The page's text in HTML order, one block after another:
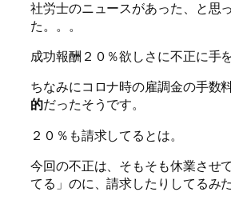
社労士のニュースがあった、と思
た。。。
成功報酬２０％欲しさに不正に手
ちなみにコロナ時の雇調金の手数
的だったそうです。
２０％も請求してるとは。
今回の不正は、そもそも休業させ
てる」のに、請求したりしてるみ